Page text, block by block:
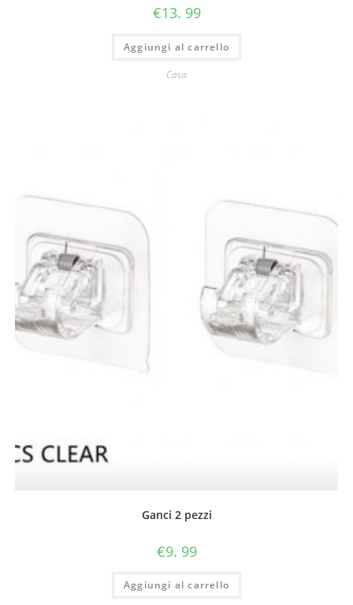
€13. 99
Aggiungi al carrello
Casa
Ganci 2 pezzi
€9. 99
Aggiungi al carrello